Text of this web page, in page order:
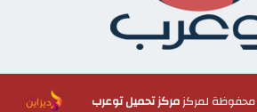
مركز تحميل توعرب